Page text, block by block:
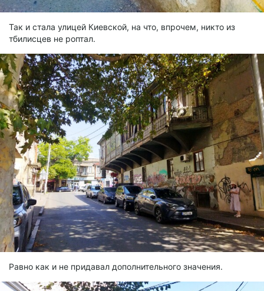
Так и стала улицей Киевской, на что, впрочем, никто из
тбилисцев не роптал.
Равно как и не придавал дополнительного значения.